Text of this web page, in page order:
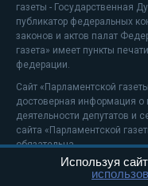
газеты - Государственная
публикатор федеральных
законов и актов палат
газета» имеет пункты
федерации.
Сайт «Парламентской
достоверная информация о
деятельности депутатов и
сайта «Парламентской
обязательна.
На информационном
Используя